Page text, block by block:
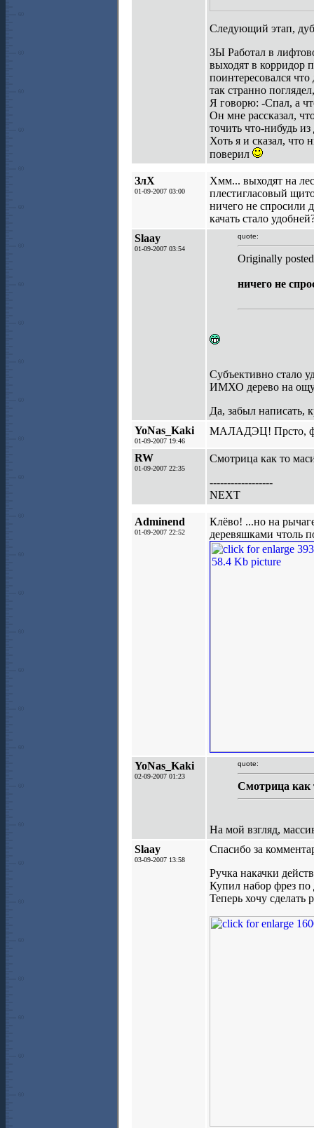
Следующий этап,
ЗЫ Работал в
выходят в корридор
поинтересовался
так странно
Я говорю: -Спал, а
Он мне рассказал,
точить что-нибудь из
Хоть я и сказал, что
поверил
ЗлХ
01-09-2007 03:00
Хмм... выходят на
плестигласовый
ничего не спросили
качать стало
Slaay
01-09-2007 03:54
quote:
Originally
ничего не
Субъективно стало
ИМХО дерево на
Да, забыл написать,
YoNas_Kaki
01-09-2007 19:46
МАЛАДЭЦ! Прсто,
RW
01-09-2007 22:35
Смотрица как то
------------------
NEXT
Adminend
01-09-2007 22:52
Клёво! ...но на
деревяшками чтоль
YoNas_Kaki
02-09-2007 01:23
quote:
Смотрица как
На мой взгляд,
Slaay
03-09-2007 13:58
Спасибо за
Ручка накачки
Купил набор фрез по
Теперь хочу